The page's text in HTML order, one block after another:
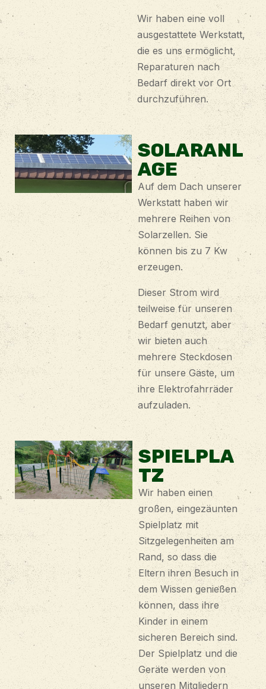
Wir haben eine voll
ausgestattete Werkstatt,
die es uns ermöglicht,
Reparaturen nach
Bedarf direkt vor Ort
durchzuführen.
SOLARANL
AGE
Auf dem Dach unserer
Werkstatt haben wir
mehrere Reihen von
Solarzellen. Sie
können bis zu 7 Kw
erzeugen.
Dieser Strom wird
teilweise für unseren
Bedarf genutzt, aber
wir bieten auch
mehrere Steckdosen
für unsere Gäste, um
ihre Elektrofahrräder
aufzuladen.
SPIELPLA
TZ
Wir haben einen
großen, eingezäunten
Spielplatz mit
Sitzgelegenheiten am
Rand, so dass die
Eltern ihren Besuch in
dem Wissen genießen
können, dass ihre
Kinder in einem
sicheren Bereich sind.
Der Spielplatz und die
Geräte werden von
unseren Mitgliedern